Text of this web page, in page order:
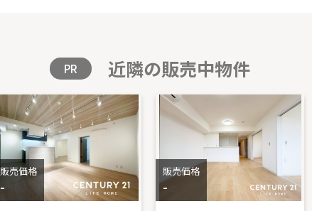
PR 近隣の販売中物件
販売価格
-
販売価格
-